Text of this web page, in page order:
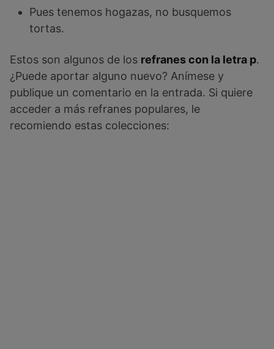
Pues tenemos hogazas, no busquemos
tortas.
Estos son algunos de los refranes con la letra p.
¿Puede aportar alguno nuevo? Anímese y
publique un comentario en la entrada. Si quiere
acceder a más refranes populares, le
recomiendo estas colecciones: